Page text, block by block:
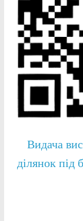
Видача
ділянок під